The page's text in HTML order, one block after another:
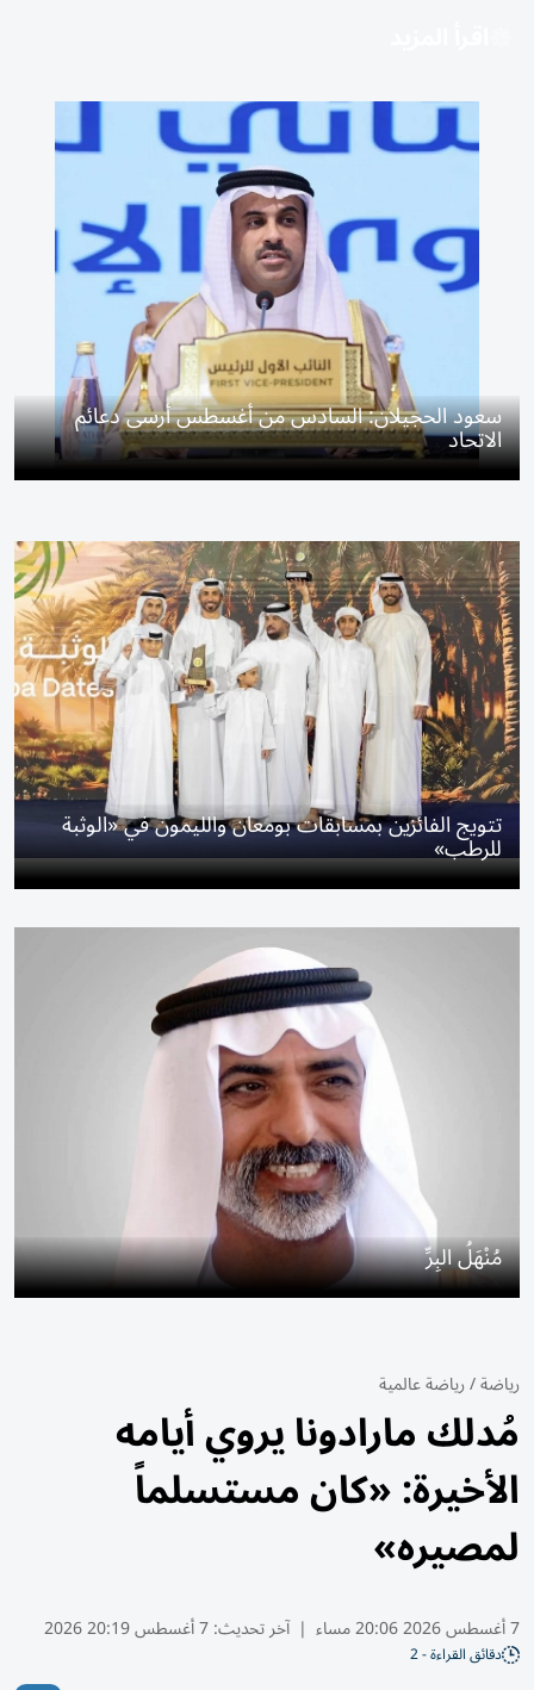
سعود الحجيلان: السادس من أغسطس أرسى دعائم
الاتحاد
تتويج الفائزين بمسابقات بومعان والليمون في «الوثبة
للرطب»
مُنْهَلُ البِرِّ
رياضة/رياضة عالمية
مُدلك مارادونا يروي أيامه
الأخيرة: «كان مستسلماً
لمصيره»
7 أغسطس 2026 20:06 مساء | آخر تحديث:7 أغسطس 20:19 2026
دقائق القراءة - 2